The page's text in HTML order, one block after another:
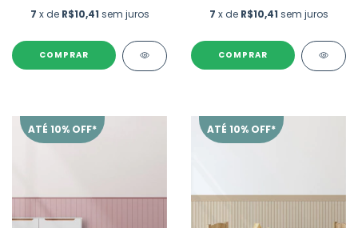
7 x de R$10,41 sem juros 7 x de R$10,41 sem juros
ATÉ 10% OFF* ATÉ 10% OFF*